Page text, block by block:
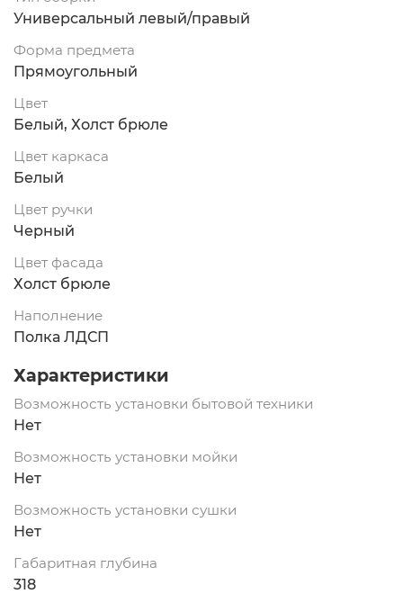
Универсальный левый/правый
Форма предмета
Прямоугольный
Цвет
Белый, Холст брюле
Цвет каркаса
Белый
Цвет ручки
Черный
Цвет фасада
Холст брюле
Наполнение
Полка ЛДСП
Характеристики
Возможность установки бытовой техники
Нет
Возможность установки мойки
Нет
Возможность установки сушки
Нет
Габаритная глубина
318